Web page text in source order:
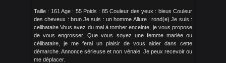
Taille : 161 Age : 55 Poids : 85 Couleur des yeux : bleus Couleur
des cheveux : brun Je suis : un homme Allure : rond(e) Je suis :
celibataire Vous avez du mal à tomber enceinte, je vous propose
de vous engrosser. Que vous soyez une femme mariée ou
célibataire, je me ferai un plaisir de vous aider dans cette
démarche. Annonce sérieuse et non vénale. Je peux recevoir ou
me déplacer.